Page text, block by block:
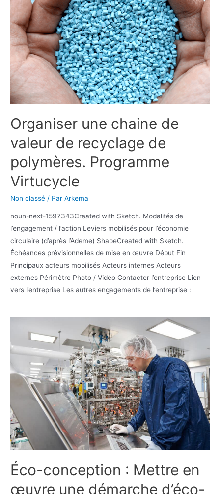
Organiser une chaine de
valeur de recyclage de
polymères. Programme
Virtucycle
Non classé / ParArkema
noun-next-1597343Created with Sketch. Modalités de
l’engagement / l’action Leviers mobilisés pour l’économie
circulaire (d’après l’Ademe) ShapeCreated with Sketch.
Échéances prévisionnelles de mise en œuvre Début Fin
Principaux acteurs mobilisés Acteurs internes Acteurs
externes Périmètre Photo / Vidéo Contacter l’entreprise Lien
vers l’entreprise Les autres engagements de l’entreprise :
Éco-conception : Mettre en
œuvre une démarche d’éco-